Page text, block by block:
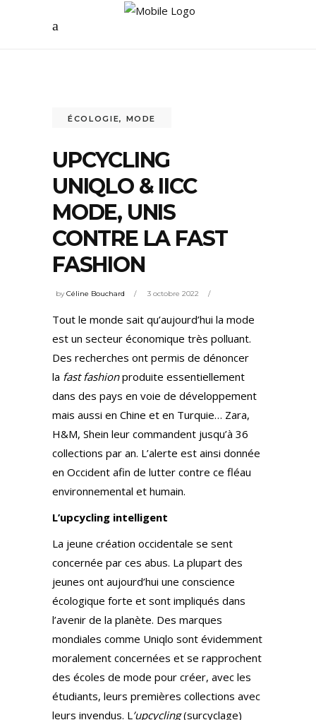
ÉCOLOGIE, MODE
UPCYCLING
UNIQLO & IICC
MODE, UNIS
CONTRE LA FAST
FASHION
byCéline Bouchard 3 octobre 2022
Tout le monde sait qu’aujourd’hui la mode
est un secteur économique très polluant.
Des recherches ont permis de dénoncer
la fast fashionproduite essentiellement
dans des pays en voie de développement
mais aussi en Chine et en Turquie… Zara,
H&M, Shein leur commandent jusqu’à 36
collections par an. L’alerte est ainsi donnée
en Occident afin de lutter contre ce fléau
environnemental et humain.
L’upcycling intelligent
La jeune création occidentale se sent
concernée par ces abus. La plupart des
jeunes ont aujourd’hui une conscience
écologique forte et sont impliqués dans
l’avenir de la planète. Des marques
mondiales comme Uniqlo sont évidemment
moralement concernées et se rapprochent
des écoles de mode pour créer, avec les
étudiants, leurs premières collections avec
leurs invendus. L’upcycling(surcyclage)